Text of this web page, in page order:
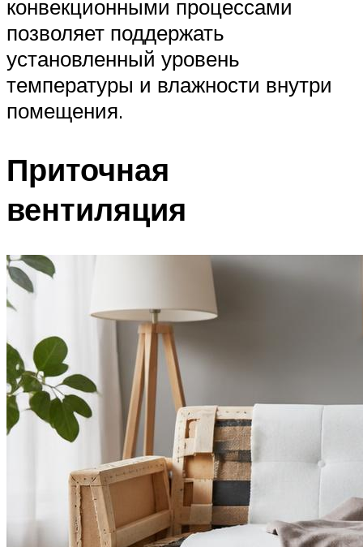
конвекционными процессами
позволяет поддержать
установленный уровень
температуры и влажности внутри
помещения.
Приточная
вентиляция